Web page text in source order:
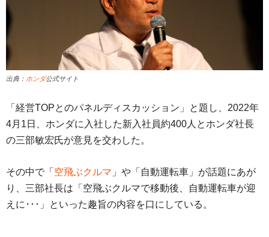
出典： ホンダ公式サイト
「経営TOPとのパネルディスカッション」と題し、2022年
4月1日、ホンダに入社した新入社員約400人とホンダ社長
の三部敏宏氏が意見を交わした。
その中で「 空飛ぶクルマ 」や「自動運転車」が話題にあが
り、三部社長は「空飛ぶクルマで移動後、自動運転車が迎
えに･･･」といった趣旨の内容を口にしている。